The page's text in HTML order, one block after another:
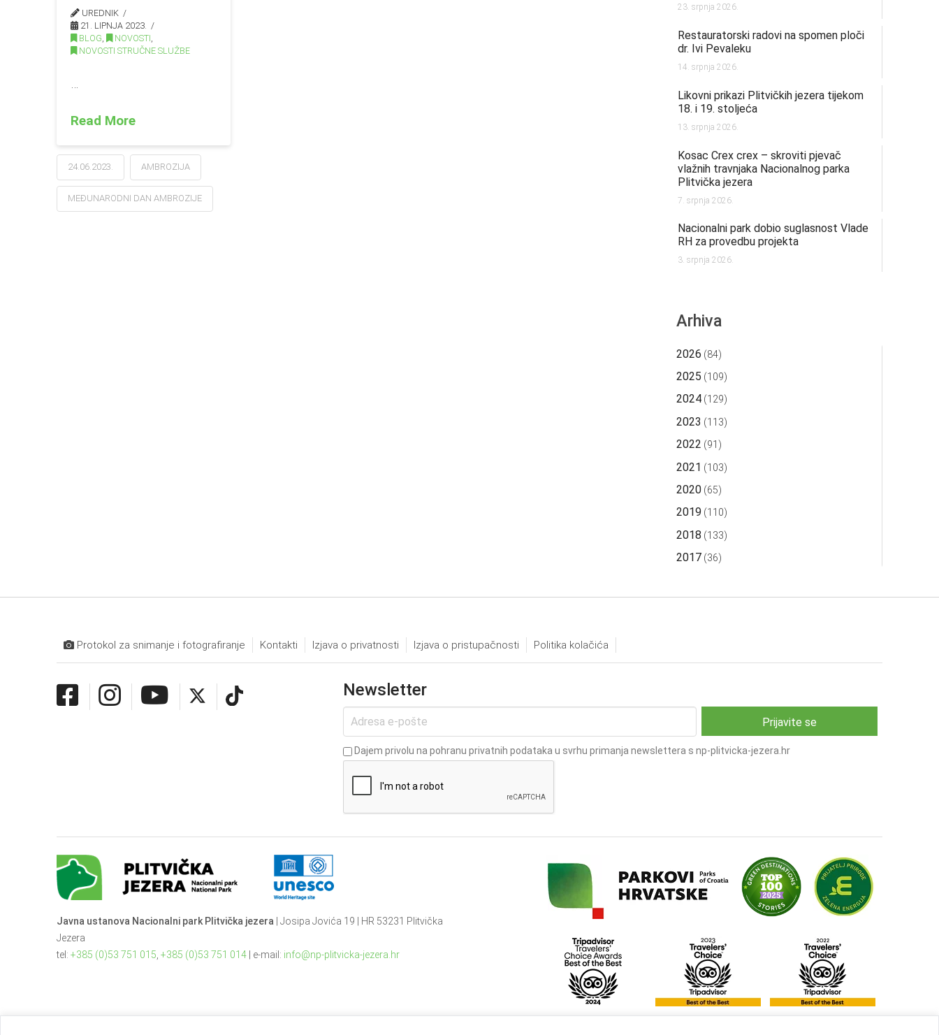
UREDNIK
21. LIPNJA 2023.
BLOG, NOVOSTI,
NOVOSTI STRUČNE SLUŽBE
Read More
24.06.2023. AMBROZIJA
MEĐUNARODNI DAN AMBROZIJE
23. srpnja 2026.
Restauratorski radovi na spomen ploči
dr. Ivi Pevaleku
14. srpnja 2026.
Likovni prikazi Plitvičkih jezera tijekom
18. i 19. stoljeća
13. srpnja 2026.
Kosac Crex crex – skroviti pjevač
vlažnih travnjaka Nacionalnog parka
Plitvička jezera
7. srpnja 2026.
Nacionalni park dobio suglasnost Vlade
RH za provedbu projekta
3. srpnja 2026.
Arhiva
2026 (84)
2025 (109)
2024 (129)
2023 (113)
2022 (91)
2021 (103)
2020 (65)
2019 (110)
2018 (133)
2017 (36)
Protokol za snimanje i fotografiranje Kontakti Izjava o privatnosti Izjava o pristupačnosti Politika kolačića
Newsletter
Dajem privolu na pohranu privatnih podataka u svrhu primanja newslettera s np-plitvicka-jezera.hr
Javna ustanova Nacionalni park Plitvička jezera| Josipa Jovića 19 | HR 53231 Plitvička
Jezera
tel: +385 (0)53 751 015, +385 (0)53 751 014| e-mail: info@np-plitvicka-jezera.hr